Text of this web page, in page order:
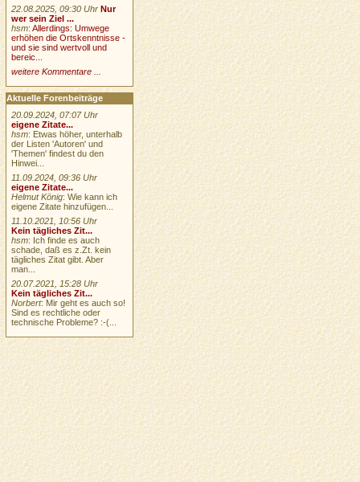
22.08.2025, 09:30 Uhr Nur
wer sein Ziel ...
hsm:Allerdings: Umwege
erhöhen die Ortskenntnisse -
und sie sind wertvoll und
bereic...
weitere Kommentare ...
Aktuelle Forenbeiträge
20.09.2024, 07:07 Uhr
eigene Zitate...
hsm: Etwas höher, unterhalb
der Listen 'Autoren' und
'Themen' findest du den
Hinwei...
11.09.2024, 09:36 Uhr
eigene Zitate...
Helmut König: Wie kann ich
eigene Zitate hinzufügen...
11.10.2021, 10:56 Uhr
Kein tägliches Zit...
hsm: Ich finde es auch
schade, daß es z.Zt. kein
tägliches Zitat gibt. Aber
man...
20.07.2021, 15:28 Uhr
Kein tägliches Zit...
Norbert: Mir geht es auch so!
Sind es rechtliche oder
technische Probleme? :-(...